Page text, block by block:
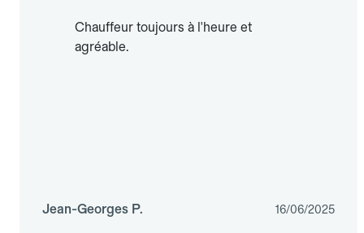
Chauffeur toujours à l'heure et
agréable.
Jean-Georges P. 16/06/2025